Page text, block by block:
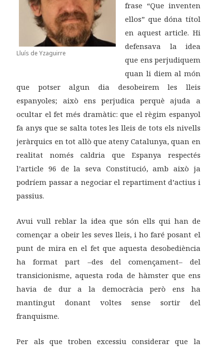
Lluís de Yzaguirre
frase “Que inventen
ellos” que dóna títol
en aquest article. Hi
defensava la idea
que ens perjudiquem
quan li diem al món
que potser algun dia desobeirem les lleis
espanyoles; això ens perjudica perquè ajuda a
ocultar el fet més dramàtic: que el règim espanyol
fa anys que se salta totes les lleis de tots els nivells
jeràrquics en tot allò que ateny Catalunya, quan en
realitat només caldria que Espanya respectés
l’article 96 de la seva Constitució, amb això ja
podríem passar a negociar el repartiment d’actius i
passius.
Avui vull reblar la idea que són ells qui han de
començar a obeir les seves lleis, i ho faré posant el
punt de mira en el fet que aquesta desobediència
ha format part –des del començament– del
transicionisme, aquesta roda de hàmster que ens
havia de dur a la democràcia però ens ha
mantingut donant voltes sense sortir del
franquisme.
Per als que troben excessiu considerar que la